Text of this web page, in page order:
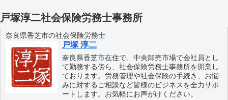
戸塚淳二社会保険労務士事務所
奈良県香芝市の社会保険労務士
戸塚 淳二
奈良県香芝市在住で、中央卸売市場で会社員とし
て勤務する傍ら、社会保険労務士事務所を開業し
ております。労務管理や社会保険の手続き、お悩
みに対するご相談など皆様のビジネスを全力サポ
ートします。お気軽にお声がけください。